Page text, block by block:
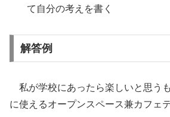
て自分の考えを書く
解答例
私が学校にあったら楽しいと思う
に使えるオープンスペース兼カフェ